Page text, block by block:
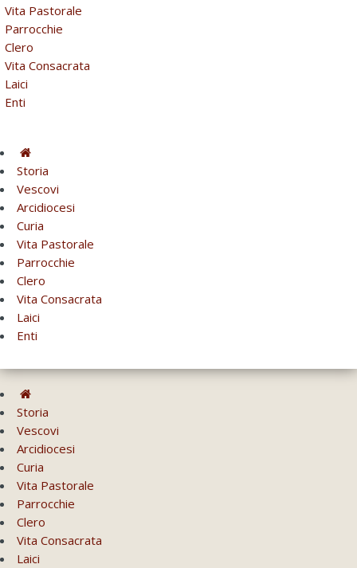
Vita Pastorale
Parrocchie
Clero
Vita Consacrata
Laici
Enti
Storia
Vescovi
Arcidiocesi
Curia
Vita Pastorale
Parrocchie
Clero
Vita Consacrata
Laici
Enti
Storia
Vescovi
Arcidiocesi
Curia
Vita Pastorale
Parrocchie
Clero
Vita Consacrata
Laici